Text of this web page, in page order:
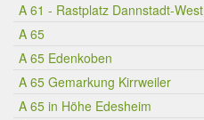
A 61 - Rastplatz Dannstadt-West
A 65
A 65 Edenkoben
A 65 Gemarkung Kirrweiler
A 65 in Höhe Edesheim